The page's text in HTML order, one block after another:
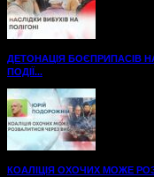
ДЕТОНАЦІЯ БОЄПРИПАСІВ
ПОДІЇ...
КОАЛІЦІЯ ОХОЧИХ МОЖЕ